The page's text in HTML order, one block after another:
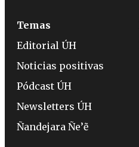
Temas
Editorial ÚH
Noticias positivas
Pódcast ÚH
Newsletters ÚH
Ñandejara Ñe’ẽ